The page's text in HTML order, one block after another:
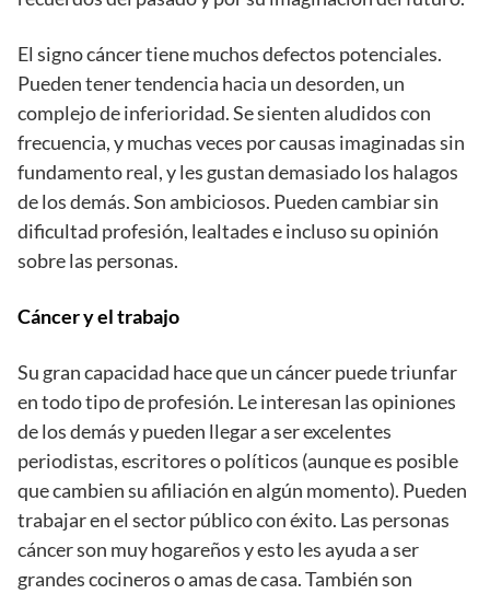
El signo cáncer tiene muchos defectos potenciales.
Pueden tener tendencia hacia un desorden, un
complejo de inferioridad. Se sienten aludidos con
frecuencia, y muchas veces por causas imaginadas sin
fundamento real, y les gustan demasiado los halagos
de los demás. Son ambiciosos. Pueden cambiar sin
dificultad profesión, lealtades e incluso su opinión
sobre las personas.
Cáncer y el trabajo
Su gran capacidad hace que un cáncer puede triunfar
en todo tipo de profesión. Le interesan las opiniones
de los demás y pueden llegar a ser excelentes
periodistas, escritores o políticos (aunque es posible
que cambien su afiliación en algún momento). Pueden
trabajar en el sector público con éxito. Las personas
cáncer son muy hogareños y esto les ayuda a ser
grandes cocineros o amas de casa. También son